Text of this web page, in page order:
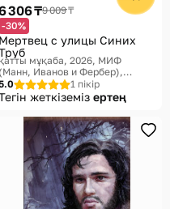
306 ₸9 009 ₸
-30%
Мертвец с улицы Синих
қатты мұқаба, 2026 МИФ
(Манн, Иванов и Фербер),
истории из
1 пікір
жеткіземіз ертең